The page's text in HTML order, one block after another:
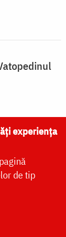
experiența
de tip